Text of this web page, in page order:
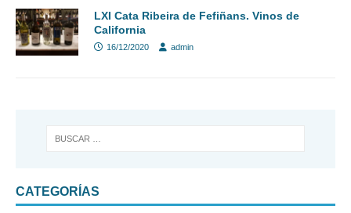
LXI Cata Ribeira de Fefiñans. Vinos de
California
16/12/2020 admin
CATEGORÍAS